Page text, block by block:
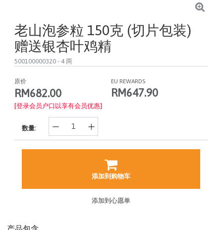
老山泡参粒 150克 (切片包装)
赠送银杏叶鸡精
500100000320 - 4 两
原价
RM682.00
EU REWARDS
RM647.90
[登录会员户口以享有会员优惠]
数量:
添加到购物车
添加到心愿单